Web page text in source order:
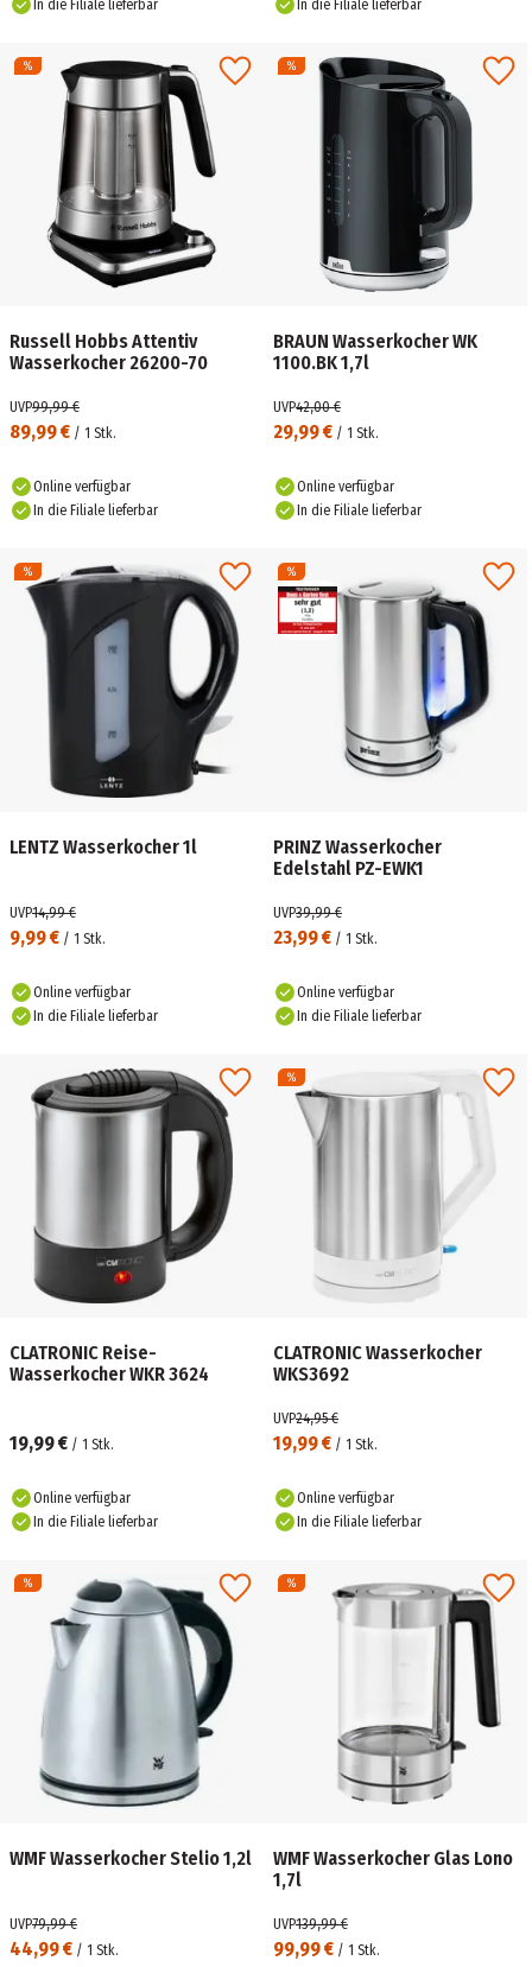
In die Filiale lieferbar In die Filiale lieferbar
Russell Hobbs Attentiv
Wasserkocher 26200-70
89,99 € / 1 Stk.
UVP99,99 €
Online verfügbar
In die Filiale lieferbar
BRAUN Wasserkocher WK
1100.BK 1,7l
29,99 € / 1 Stk.
UVP42,00 €
Online verfügbar
In die Filiale lieferbar
LENTZ Wasserkocher 1l
9,99 € / 1 Stk.
UVP14,99 €
Online verfügbar
In die Filiale lieferbar
PRINZ Wasserkocher
Edelstahl PZ-EWK1
23,99 € / 1 Stk.
UVP39,99 €
Online verfügbar
In die Filiale lieferbar
CLATRONIC Reise-
Wasserkocher WKR 3624
19,99 € / 1 Stk.
Online verfügbar
In die Filiale lieferbar
CLATRONIC Wasserkocher
WKS3692
19,99 € / 1 Stk.
UVP24,95 €
Online verfügbar
In die Filiale lieferbar
WMF Wasserkocher Stelio 1,2l
44,99 € / 1 Stk.
UVP79,99 €
WMF Wasserkocher Glas Lono
1,7l
99,99 € / 1 Stk.
UVP139,99 €